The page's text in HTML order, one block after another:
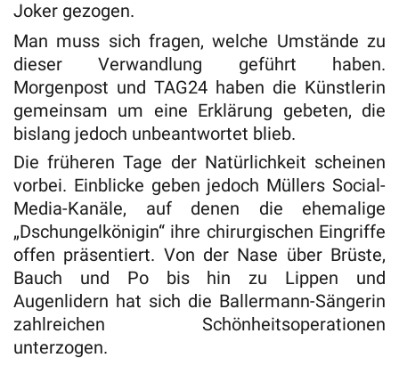
Joker gezogen.
Man muss sich fragen, welche Umstände zu
dieser Verwandlung geführt haben.
Morgenpost und TAG24 haben die Künstlerin
gemeinsam um eine Erklärung gebeten, die
bislang jedoch unbeantwortet blieb.
Die früheren Tage der Natürlichkeit scheinen
vorbei. Einblicke geben jedoch Müllers Social-
Media-Kanäle, auf denen die ehemalige
„Dschungelkönigin“ ihre chirurgischen Eingriffe
offen präsentiert. Von der Nase über Brüste,
Bauch und Po bis hin zu Lippen und
Augenlidern hat sich die Ballermann-Sängerin
zahlreichen Schönheitsoperationen
unterzogen.